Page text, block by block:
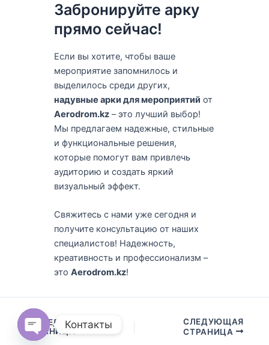
Забронируйте арку
прямо сейчас!
Если вы хотите, чтобы ваше
мероприятие запомнилось и
выделилось среди других,
надувные арки для мероприятий от
Aerodrom.kz– это лучший выбор!
Мы предлагаем надежные, стильные
и функциональные решения,
которые помогут вам привлечь
аудиторию и создать яркий
визуальный эффект.
Свяжитесь с нами уже сегодня и
получите консультацию от наших
специалистов! Надежность,
креативность и профессионализм –
это Aerodrom.kz!
ПРЕДЫДУЩАЯ
СТРАНИЦА
СЛЕДУЮЩАЯ
СТРАНИЦА
Контакты